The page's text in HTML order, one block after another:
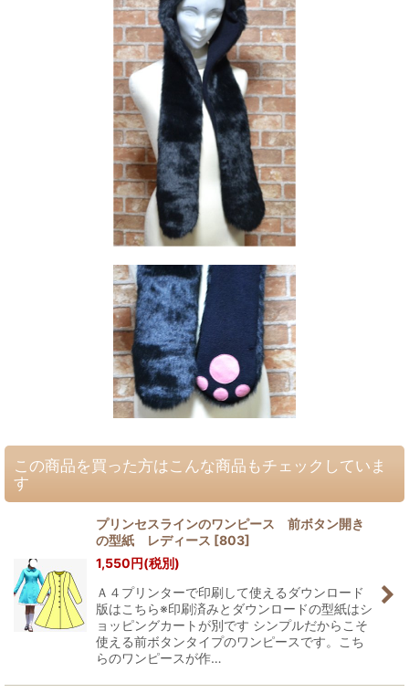
この商品を買った方はこんな商品もチェックしていま
す
プリンセスラインのワンピース 前ボタン開き
の型紙 レディース [803]
1,550円(税別)
Ａ４プリンターで印刷して使えるダウンロード
版はこちら※印刷済みとダウンロードの型紙はシ
ョッピングカートが別です シンプルだからこそ
使える前ボタンタイプのワンピースです。こち
らのワンピースが作…